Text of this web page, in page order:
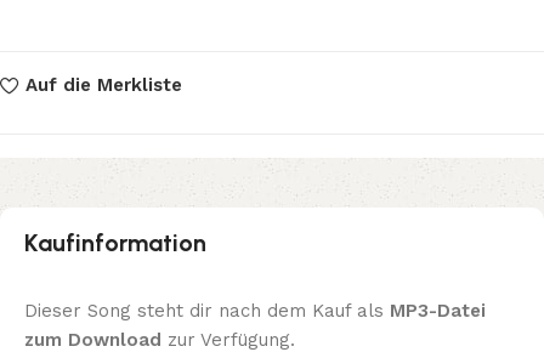
Auf die Merkliste
Kaufinformation
Dieser Song steht dir nach dem Kauf als MP3-Datei
zum Download zur Verfügung.